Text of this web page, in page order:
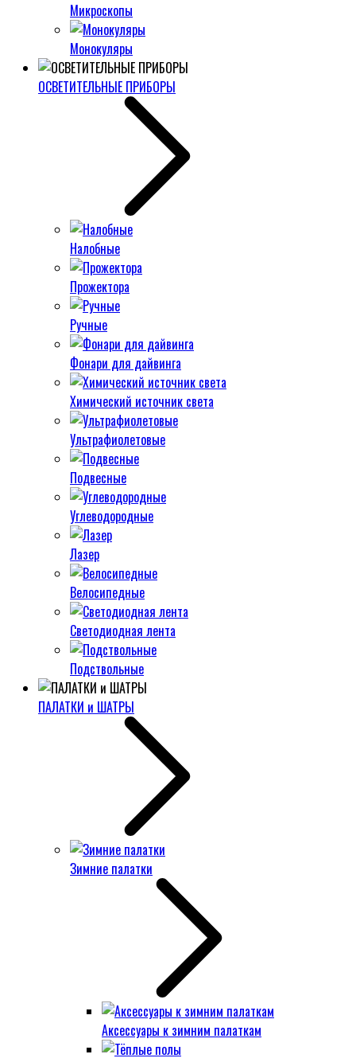
Микроскопы
Монокуляры
ОСВЕТИТЕЛЬНЫЕ ПРИБОРЫ
Налобные
Прожектора
Ручные
Фонари для дайвинга
Химический источник света
Ультрафиолетовые
Подвесные
Углеводородные
Лазер
Велосипедные
Светодиодная лента
Подствольные
ПАЛАТКИ и ШАТРЫ
Зимние палатки
Аксессуары к зимним палаткам